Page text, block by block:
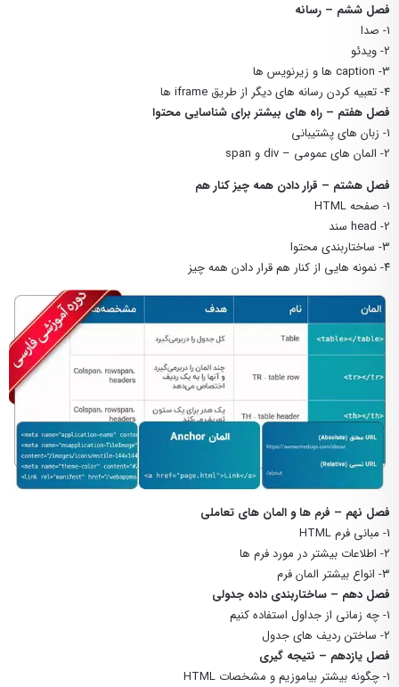
فصل ششم – رسانه
۱- صدا
۲- ویدئو
3- caption ها و زیرنویس ها
4- تعبیه کردن رسانه های دیگر از طریق iframe ها
فصل هفتم – راه های بیشتر برای شناسایی محتوا
۱- زبان های پشتیبانی
2- المان های عمومی – div و span
فصل هشتم – قرار دادن همه چیز کنار هم
1- صفحه HTML
2- head سند
۳- ساختاربندی محتوا
۴- نمونه هایی از کنار هم قرار دادن همه چیز
فصل نهم – فرم ها و المان های تعاملی
1- مبانی فرم HTML
۲- اطلاعات بیشتر در مورد فرم ها
۳- انواع بیشتر المان فرم
فصل دهم – ساختاربندی داده جدولی
۱- چه زمانی از جداول استفاده کنیم
۲- ساختن ردیف های جدول
فصل یازدهم – نتیجه گیری
1- چگونه بیشتر بیاموزیم و مشخصات HTML